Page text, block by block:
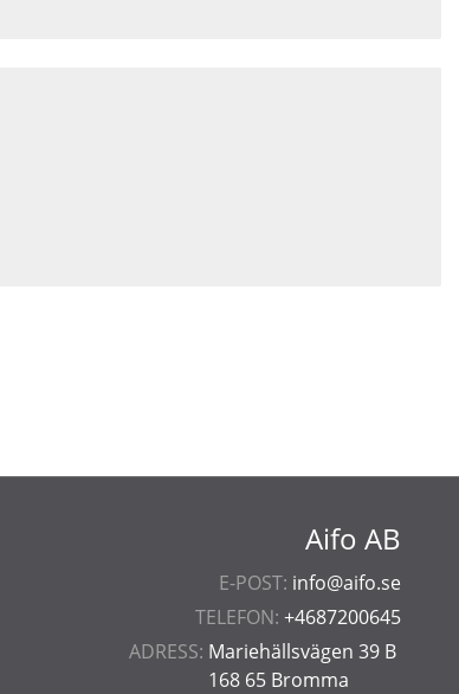
Aifo AB
E-POST: info@aifo.se
TELEFON: +4687200645
ADRESS: Mariehällsvägen 39 B
168 65 Bromma